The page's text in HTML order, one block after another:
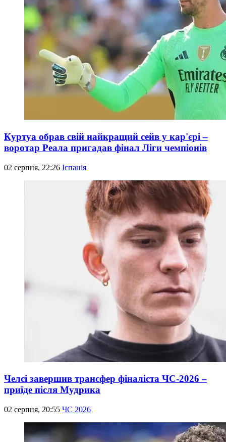
Куртуа обрав свій найкращий сейв у кар'єрі –
воротар Реала пригадав фінал Ліги чемпіонів
02 серпня, 22:26 Іспанія
Челсі завершив трансфер фіналіста ЧС-2026 –
приїде після Мудрика
02 серпня, 20:55 ЧС 2026